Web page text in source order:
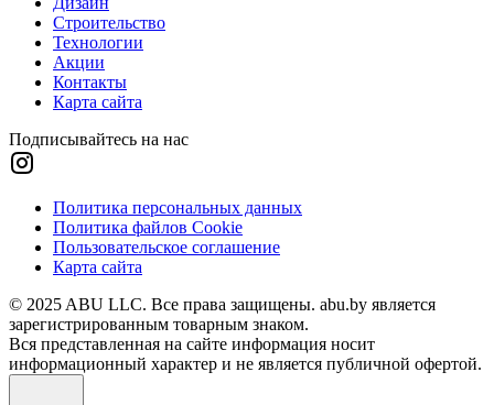
Строительство
Технологии
Акции
Контакты
Карта сайта
Подписывайтесь на нас
Политика персональных данных
Политика файлов Cookie
Пользовательское соглашение
Карта сайта
© 2025 ABU LLC. Все права защищены. abu.by является
зарегистрированным товарным знаком.
Вся представленная на сайте информация носит
информационный характер и не является публичной офертой.